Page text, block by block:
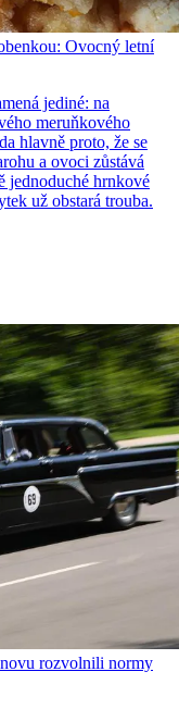
Ovocný letní
jediné: na
meruňkového
hlavně proto, že se
a ovoci zůstává
jednoduché hrnkové
už obstará trouba.
rozvolnili normy